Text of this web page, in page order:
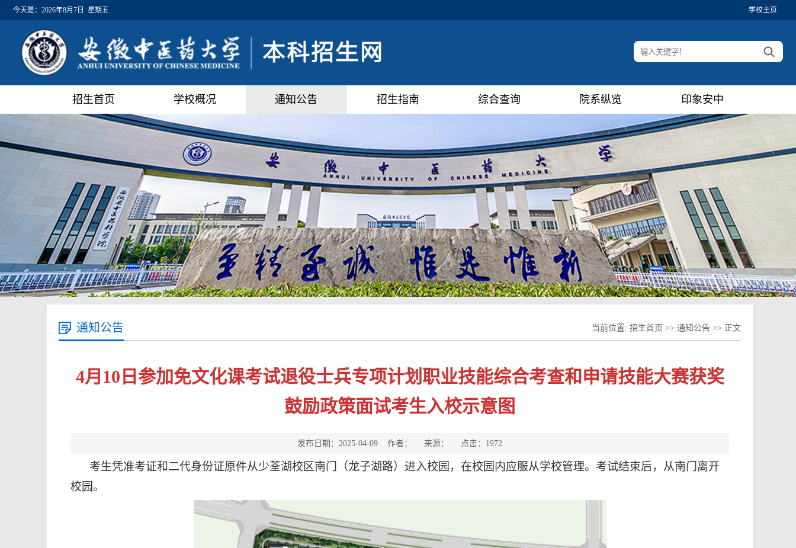
今天是： 2026年8月7日 星期五 学校主页
招生首页 学校概况 通知公告 招生指南 综合查询 院系纵览 印象安中
通知公告 当前位置: 招生首页 >> 通知公告 >> 正文
4月10日参加免文化课考试退役士兵专项计划职业技能综合考查和申请技能大赛获奖
鼓励政策面试考生入校示意图
发布日期：2025-04-09 作者： 来源： 点击： 1972
考生凭准考证和二代身份证原件从少荃湖校区南门（龙子湖路）进入校园，在校园内应服从学校管理。考试结束后，从南门离开
校园。